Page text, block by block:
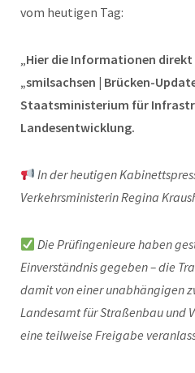
vom heutigen Tag:
„Hier die Informationen
„smilsachsen | Brücken-
Staatsministerium für
Landesentwicklung.
In der heutigen
Verkehrsministerin Regina
Die Prüfingenieure haben
Einverständnis gegeben – die
damit von einer unabhängigen
Landesamt für Straßenbau und
eine teilweise Freigabe